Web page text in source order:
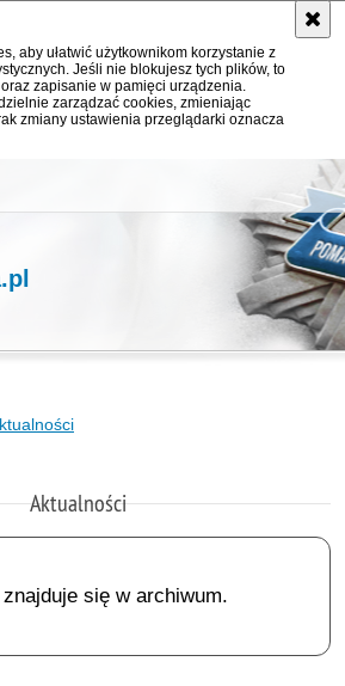
aby ułatwić użytkownikom korzystanie z
Jeśli nie blokujesz tych plików, to
zapisanie w pamięci urządzenia.
zarządzać cookies, zmieniając
zmiany ustawienia przeglądarki oznacza
Aktualności
się w archiwum.